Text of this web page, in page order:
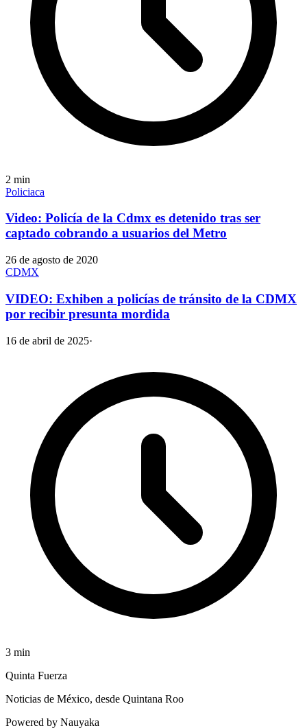
2 min
Policiaca
Video: Policía de la Cdmx es detenido tras ser
captado cobrando a usuarios del Metro
26 de agosto de 2020
CDMX
VIDEO: Exhiben a policías de tránsito de la CDMX
por recibir presunta mordida
16 de abril de 2025·
3 min
Quinta Fuerza
Noticias de México, desde Quintana Roo
Powered by Nauyaka